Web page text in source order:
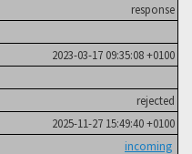
response
2023-03-17 09:35:08 +0100
rejected
2025-11-27 15:49:40 +0100
incoming